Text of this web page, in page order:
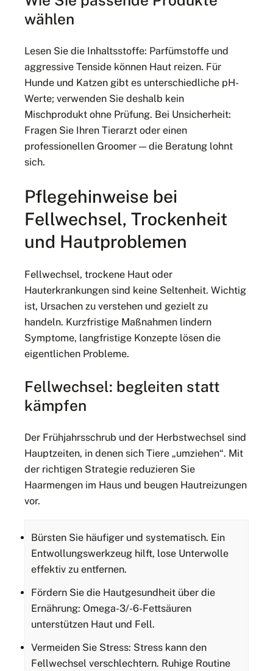
wählen
Lesen Sie die Inhaltsstoffe: Parfümstoffe und
aggressive Tenside können Haut reizen. Für
Hunde und Katzen gibt es unterschiedliche pH-
Werte; verwenden Sie deshalb kein
Mischprodukt ohne Prüfung. Bei Unsicherheit:
Fragen Sie Ihren Tierarzt oder einen
professionellen Groomer — die Beratung lohnt
sich.
Pflegehinweise bei
Fellwechsel, Trockenheit
und Hautproblemen
Fellwechsel, trockene Haut oder
Hauterkrankungen sind keine Seltenheit. Wichtig
ist, Ursachen zu verstehen und gezielt zu
handeln. Kurzfristige Maßnahmen lindern
Symptome, langfristige Konzepte lösen die
eigentlichen Probleme.
Fellwechsel: begleiten statt
kämpfen
Der Frühjahrsschrub und der Herbstwechsel sind
Hauptzeiten, in denen sich Tiere „umziehen“. Mit
der richtigen Strategie reduzieren Sie
Haarmengen im Haus und beugen Hautreizungen
vor.
Bürsten Sie häufiger und systematisch. Ein
Entwollungswerkzeug hilft, lose Unterwolle
effektiv zu entfernen.
Fördern Sie die Hautgesundheit über die
Ernährung: Omega-3/-6-Fettsäuren
unterstützen Haut und Fell.
Vermeiden Sie Stress: Stress kann den
Fellwechsel verschlechtern. Ruhige Routine